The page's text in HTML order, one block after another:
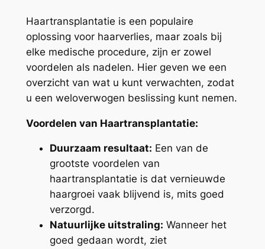
Haartransplantatie is een populaire
oplossing voor haarverlies, maar zoals bij
elke medische procedure, zijn er zowel
voordelen als nadelen. Hier geven we een
overzicht van wat u kunt verwachten, zodat
u een weloverwogen beslissing kunt nemen.
Voordelen van Haartransplantatie:
Duurzaam resultaat: Een van de
grootste voordelen van
haartransplantatie is dat vernieuwde
haargroei vaak blijvend is, mits goed
verzorgd.
Natuurlijke uitstraling: Wanneer het
goed gedaan wordt, ziet